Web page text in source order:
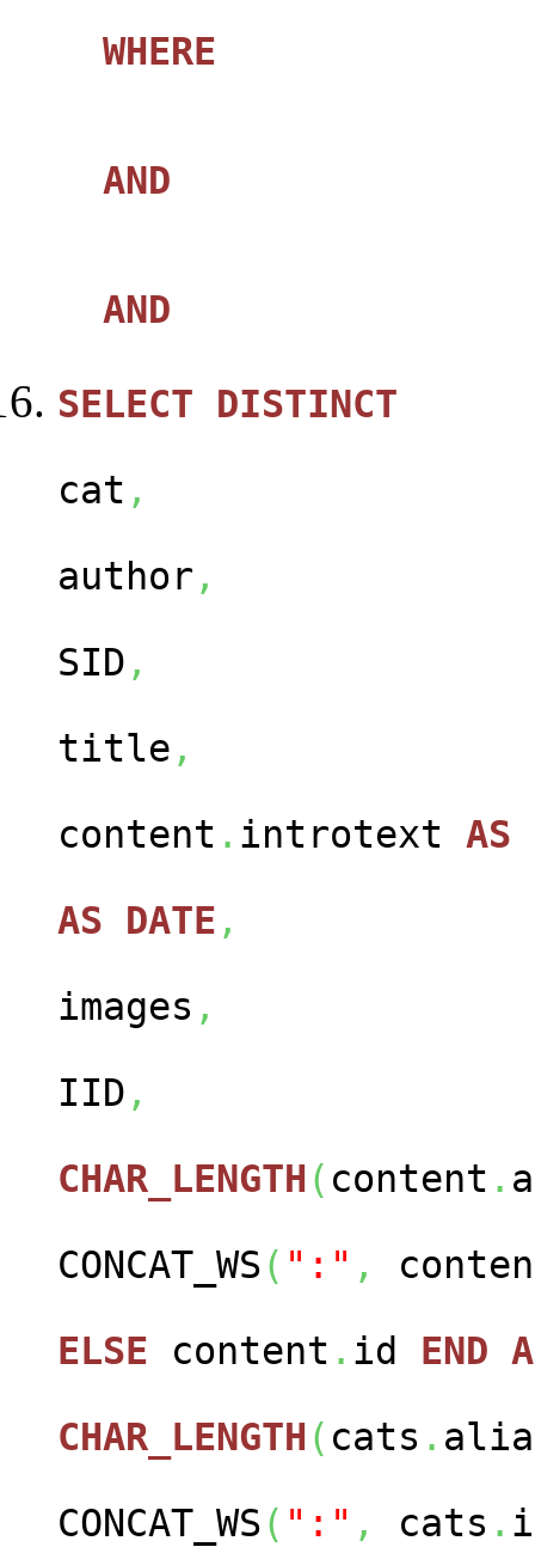
WHERE
AND
AND
SELECT
DISTINCT
cat ,
author ,
SID ,
title ,
content . introtext AS
AS
DATE ,
images ,
IID ,
CHAR_LENGTH( content .
CONCAT_WS( ":" ,
ELSE content . id END
CHAR_LENGTH( cats .
CONCAT_WS( ":" , cats .